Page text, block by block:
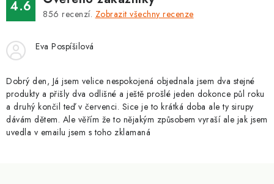
k
v
ý
p
i
s
u
á
n
4.6 856 recenzí. Zobrazit všechny recenze
Eva Pospíšilová
Dobrý den, Já jsem velice nespokojená objednala jsem dva stejné
produkty a přišly dva odlišné a ještě prošlé jeden dokonce půl roku
a druhý končil teď v červenci. Sice je to krátká doba ale ty sirupy
dávám dětem. Ale věřím že to nějakým způsobem vyraší ale jak jsem
uvedla v emailu jsem s toho zklamaná